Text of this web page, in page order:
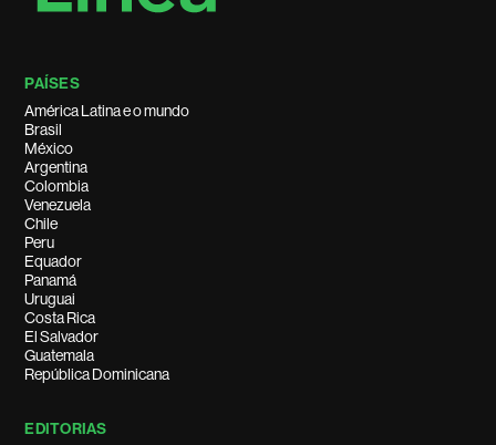
PAÍSES
América Latina e o mundo
Brasil
México
Argentina
Colombia
Venezuela
Chile
Peru
Equador
Panamá
Uruguai
Costa Rica
El Salvador
Guatemala
República Dominicana
EDITORIAS